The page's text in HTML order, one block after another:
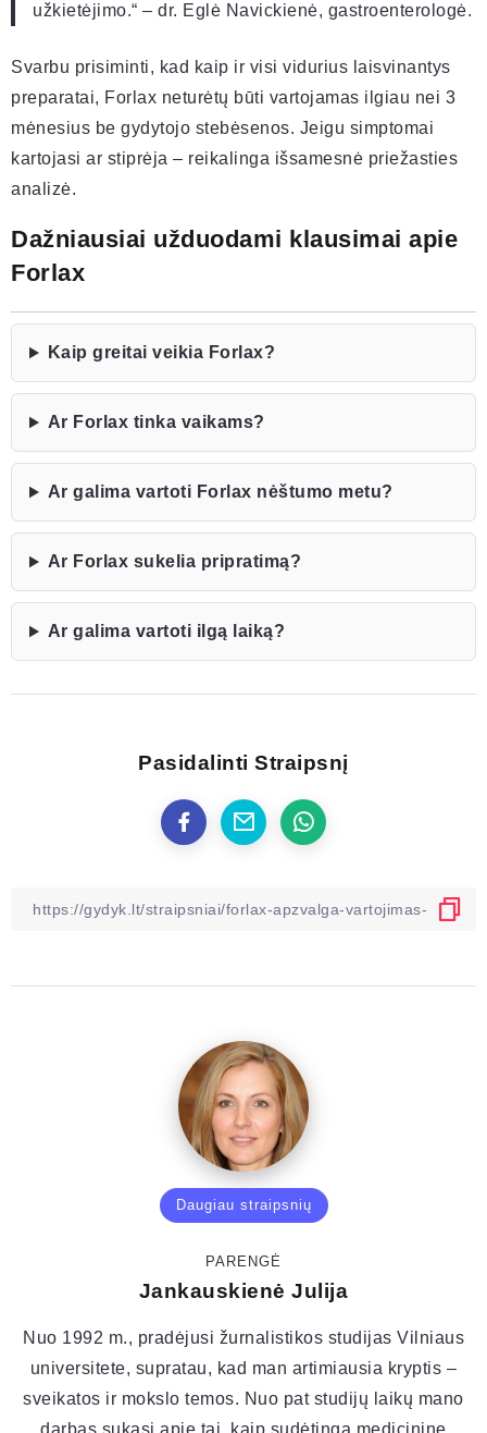
užkietėjimo.“ – dr. Eglė Navickienė, gastroenterologė.
Svarbu prisiminti, kad kaip ir visi vidurius laisvinantys
preparatai, Forlax neturėtų būti vartojamas ilgiau nei 3
mėnesius be gydytojo stebėsenos. Jeigu simptomai
kartojasi ar stiprėja – reikalinga išsamesnė priežasties
analizė.
Dažniausiai užduodami klausimai apie
Forlax
Kaip greitai veikia Forlax?
Ar Forlax tinka vaikams?
Ar galima vartoti Forlax nėštumo metu?
Ar Forlax sukelia pripratimą?
Ar galima vartoti ilgą laiką?
Pasidalinti Straipsnį
Daugiau straipsnių
PARENGĖ
Jankauskienė Julija
Nuo 1992 m., pradėjusi žurnalistikos studijas Vilniaus
universitete, supratau, kad man artimiausia kryptis –
sveikatos ir mokslo temos. Nuo pat studijų laikų mano